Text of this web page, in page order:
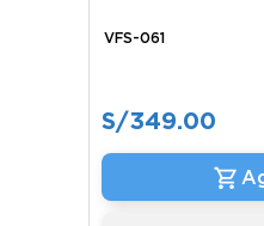
VFS-061
S/349.00